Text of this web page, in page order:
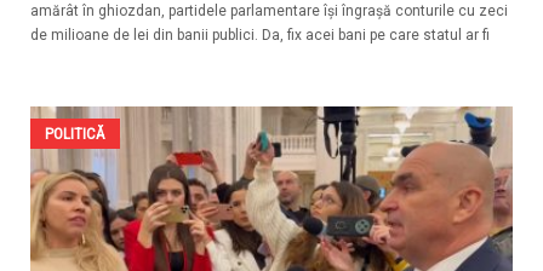
amărât în ghiozdan, partidele parlamentare își îngrașă conturile cu zeci
de milioane de lei din banii publici. Da, fix acei bani pe care statul ar fi
POLITICĂ